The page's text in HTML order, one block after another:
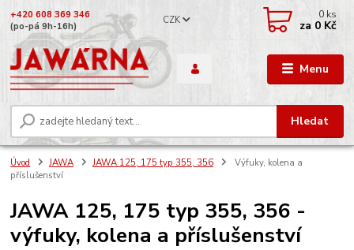
Menu
CZK
Hledat
+420 608 369 346
(po-pá 9h-16h)
0 ks
za 0 Kč
Úvod JAWA JAWA 125, 175 typ 355, 356
Výfuky, kolena a
příslušenství
JAWA 125, 175 typ 355, 356 -
výfuky, kolena a příslušenství